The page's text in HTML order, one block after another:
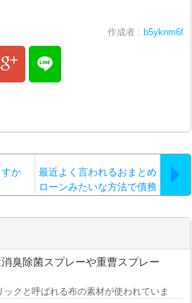
作成者 : b5yknm6f
か
最近よく言われるおまとめ
ローンみたいな方法で債務
臭除菌スプレーや重曹スプレー
ックと呼ばれる布の素材が使われています。